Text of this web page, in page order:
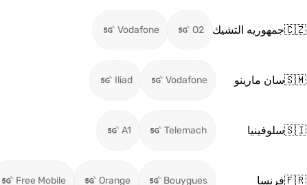
🇨🇿جمهوريه التشيك O2
Vodafone
🇸🇲سان مارينو Vodafone
Iliad
🇸🇮سلوفينيا Telemach
A1
🇫🇷فرنسا Bouygues
Orange
Free Mobile